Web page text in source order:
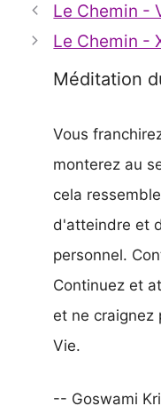
Le Chemin -
Le Chemin -
Méditation
Vous
monterez au
cela
d'atteindre et
personnel.
Continuez et
et ne craignez
Vie.
-- Goswami